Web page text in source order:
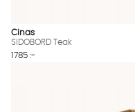
Cinas
SIDOBORD Teak
1785 :-